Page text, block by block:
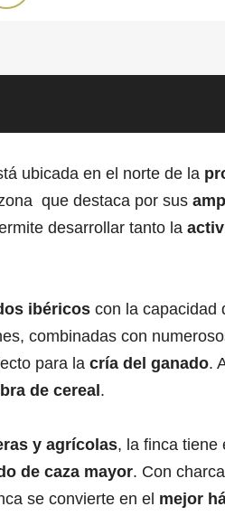
ubicada en el norte de la
que destaca por sus
desarrollar tanto la
ibéricos con la capacidad
combinadas con
para la cría del ganado.
de cereal .
y agrícolas, la finca tiene
de caza mayor. Con
se convierte en el mejor